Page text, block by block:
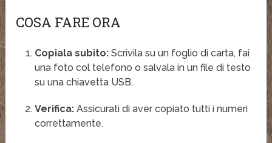
COSA FARE ORA
Copiala subito:Scrivila su un foglio di carta, fai
una foto col telefono o salvala in un file di testo
su una chiavetta USB.
Verifica:Assicurati di aver copiato tutti i numeri
correttamente.